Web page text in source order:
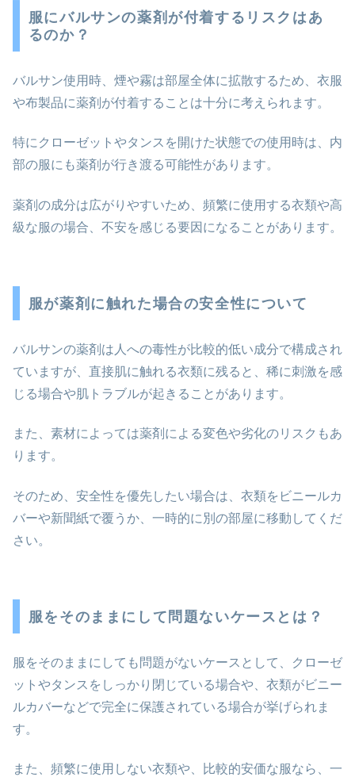
服にバルサンの薬剤が付着するリスクはあ
るのか？
バルサン使用時、煙や霧は部屋全体に拡散するため、衣服
や布製品に薬剤が付着することは十分に考えられます。
特にクローゼットやタンスを開けた状態での使用時は、内
部の服にも薬剤が行き渡る可能性があります。
薬剤の成分は広がりやすいため、頻繁に使用する衣類や高
級な服の場合、不安を感じる要因になることがあります。
服が薬剤に触れた場合の安全性について
バルサンの薬剤は人への毒性が比較的低い成分で構成され
ていますが、直接肌に触れる衣類に残ると、稀に刺激を感
じる場合や肌トラブルが起きることがあります。
また、素材によっては薬剤による変色や劣化のリスクもあ
ります。
そのため、安全性を優先したい場合は、衣類をビニールカ
バーや新聞紙で覆うか、一時的に別の部屋に移動してくだ
さい。
服をそのままにして問題ないケースとは？
服をそのままにしても問題がないケースとして、クローゼ
ットやタンスをしっかり閉じている場合や、衣類がビニー
ルカバーなどで完全に保護されている場合が挙げられま
す。
また、頻繁に使用しない衣類や、比較的安価な服なら、一